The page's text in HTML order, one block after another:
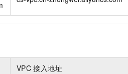
VPC 接入地址